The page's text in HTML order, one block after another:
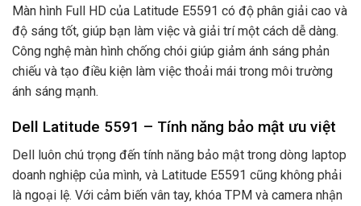
Màn hình Full HD của Latitude E5591 có độ phân giải cao và
độ sáng tốt, giúp bạn làm việc và giải trí một cách dễ dàng.
Công nghệ màn hình chống chói giúp giảm ánh sáng phản
chiếu và tạo điều kiện làm việc thoải mái trong môi trường
ánh sáng mạnh.
Dell Latitude 5591 – Tính năng bảo mật ưu việt
Dell luôn chú trọng đến tính năng bảo mật trong dòng laptop
doanh nghiệp của mình, và Latitude E5591 cũng không phải
là ngoại lệ. Với cảm biến vân tay, khóa TPM và camera nhận